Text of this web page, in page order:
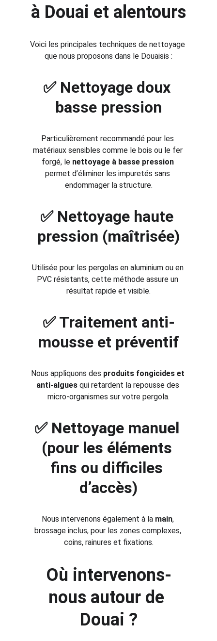
à Douai et alentours
Voici les principales techniques de nettoyage
que nous proposons dans le Douaisis :
✅ Nettoyage doux
basse pression
Particulièrement recommandé pour les
matériaux sensibles comme le bois ou le fer
forgé, le nettoyage à basse pression
permet d’éliminer les impuretés sans
endommager la structure.
✅ Nettoyage haute
pression (maîtrisée)
Utilisée pour les pergolas en aluminium ou en
PVC résistants, cette méthode assure un
résultat rapide et visible.
✅ Traitement anti-
mousse et préventif
Nous appliquons des produits fongicides et
anti-algues qui retardent la repousse des
micro-organismes sur votre pergola.
✅ Nettoyage manuel
(pour les éléments
fins ou difficiles
d’accès)
Nous intervenons également à la main,
brossage inclus, pour les zones complexes,
coins, rainures et fixations.
Où intervenons-
nous autour de
Douai ?